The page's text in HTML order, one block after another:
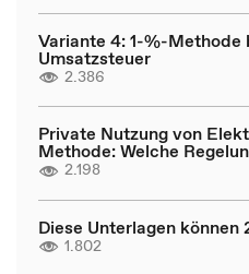
Variante 4: 1-%-
Umsatzsteuer
2.386
Private Nutzung von
Methode: Welche
2.198
Diese Unterlagen
1.802